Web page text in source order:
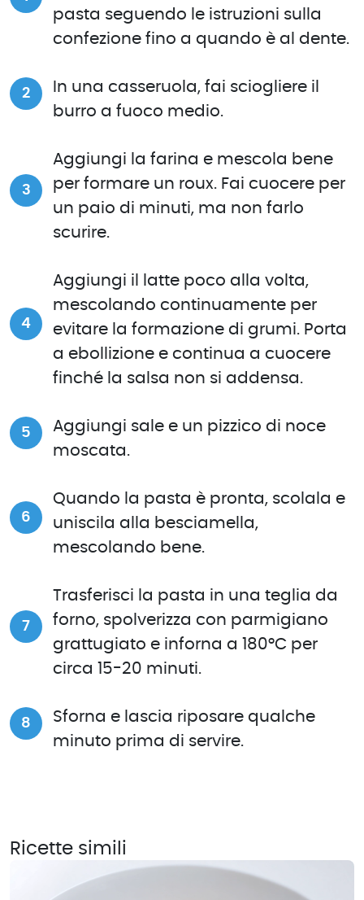
pasta seguendo le istruzioni sulla
confezione fino a quando è al dente.
In una casseruola, fai sciogliere il
burro a fuoco medio.
Aggiungi la farina e mescola bene
per formare un roux. Fai cuocere per
un paio di minuti, ma non farlo
scurire.
Aggiungi il latte poco alla volta,
mescolando continuamente per
evitare la formazione di grumi. Porta
a ebollizione e continua a cuocere
finché la salsa non si addensa.
Aggiungi sale e un pizzico di noce
moscata.
Quando la pasta è pronta, scolala e
uniscila alla besciamella,
mescolando bene.
Trasferisci la pasta in una teglia da
forno, spolverizza con parmigiano
grattugiato e inforna a 180°C per
circa 15-20 minuti.
Sforna e lascia riposare qualche
minuto prima di servire.
Ricette simili